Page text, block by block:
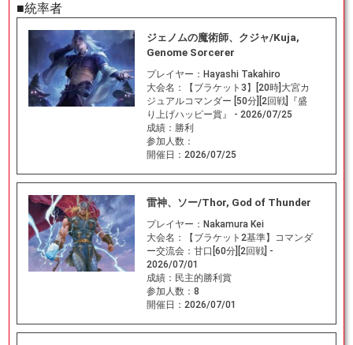
■統率者
ジェノムの魔術師、クジャ/Kuja,
Genome Sorcerer
プレイヤー： Hayashi Takahiro
大会名：
【ブラケット3】[20時]大宮カ
ジュアルコマンダー [50分][2回戦]『盛
り上げハッピー賞』 - 2026/07/25
成績： 勝利
参加人数：
開催日： 2026/07/25
雷神、ソー/Thor, God of Thunder
プレイヤー： Nakamura Kei
大会名：
【ブラケット2基準】コマンダ
ー交流会：甘口[60分][2回戦] -
2026/07/01
成績： 民主的勝利賞
参加人数： 8
開催日： 2026/07/01